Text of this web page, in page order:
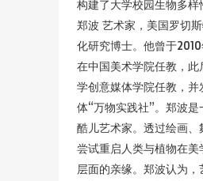
构建了大学校园生物多样
郑波 艺术家，美国罗切
化研究博士。他曾于
在中国美术学院任教，此
学创意媒体学院任教，并
体“万物实践社”。郑波
酷儿艺术家。透过绘画、
尝试重启人类与植物在美
层面的亲缘。郑波认为